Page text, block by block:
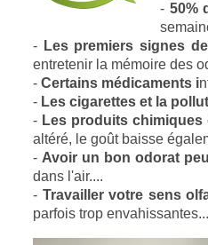
- 50%
- Les premiers signes
entretenir la mémoire des
- Certains médicaments i
- Les cigarettes et la
- Les produits
altéré, le goût baisse
- Avoir un bon odorat
dans l'air....
- Travailler votre sens
parfois trop envahissantes...